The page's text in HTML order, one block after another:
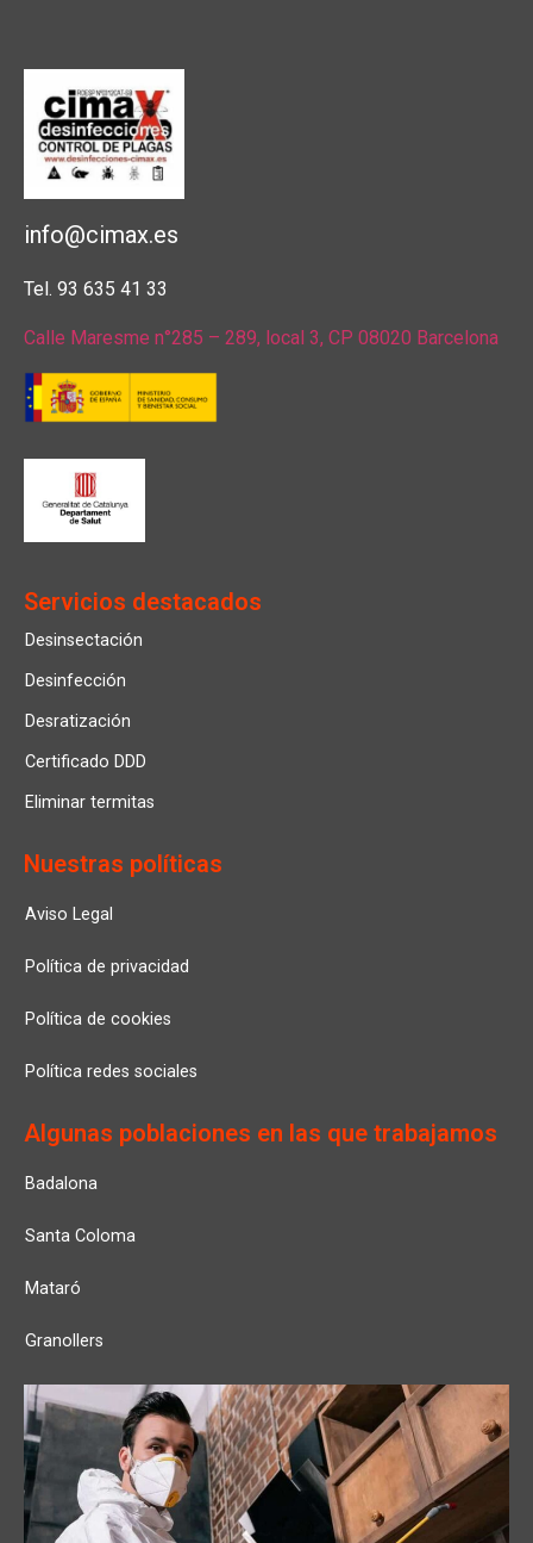
info@cimax.es
Tel. 93 635 41 33
Calle Maresme n°285 – 289, local 3, CP 08020 Barcelona
Servicios destacados
Desinsectación
Desinfección
Desratización
Certificado DDD
Eliminar termitas
Nuestras políticas
Aviso Legal
Política de privacidad
Política de cookies
Política redes sociales
Algunas poblaciones en las que trabajamos
Badalona
Santa Coloma
Mataró
Granollers